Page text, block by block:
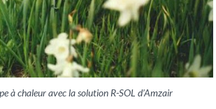
à chaleur avec la solution R-SOL d’Amzair